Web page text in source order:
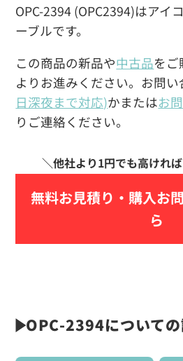
OPC-2394 (OPC2394)はアイ
ーブルです。
この商品の新品や中古品を
よりお進みください。お問い
日深夜まで対応)かまたはお
りご連絡ください。
無料お見積り・ 購入お
ら
OPC-2394について